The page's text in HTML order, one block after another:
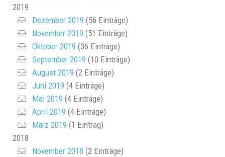
2019
Dezember 2019 (56 Einträge)
November 2019 (51 Einträge)
Oktober 2019 (36 Einträge)
September 2019 (10 Einträge)
August 2019 (2 Einträge)
Juni 2019 (4 Einträge)
Mai 2019 (4 Einträge)
April 2019 (4 Einträge)
März 2019 (1 Eintrag)
2018
November 2018 (2 Einträge)